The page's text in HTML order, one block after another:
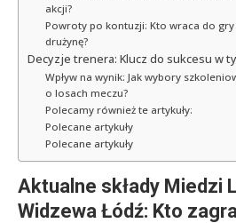
akcji?
Powroty po kontuzji: Kto wraca do gry
drużynę?
Decyzje trenera: Klucz do sukcesu w
Wpływ na wynik: Jak wybory
o losach meczu?
Polecamy również te artykuły:
Polecane artykuły
Polecane artykuły
Aktualne składy Miedzi
Widzewa Łódź: Kto